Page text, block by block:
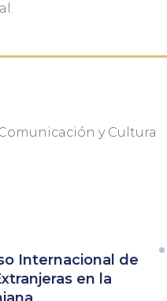
y Cultura
Internacional de
en la